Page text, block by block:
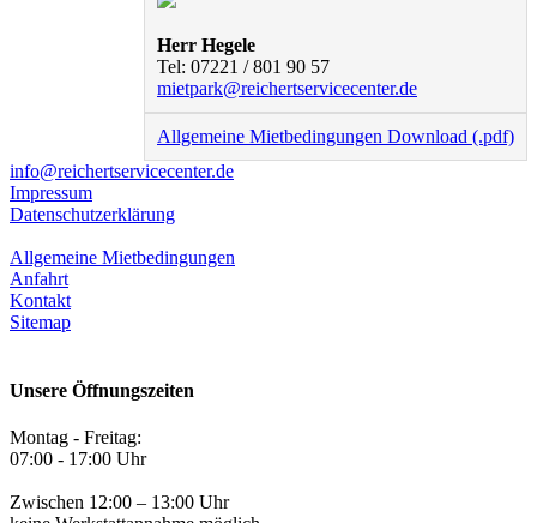
Herr Hegele
Tel: 07221 / 801 90 57
mietpark@reichertservicecenter.de
Allgemeine Mietbedingungen Download (.pdf)
info@reichertservicecenter.de
Impressum
Datenschutzerklärung
Allgemeine Mietbedingungen
Anfahrt
Kontakt
Sitemap
Unsere Öffnungszeiten
Montag - Freitag:
07:00 - 17:00 Uhr
Zwischen 12:00 – 13:00 Uhr